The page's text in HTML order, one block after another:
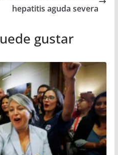
hepatitis aguda severa
gustar